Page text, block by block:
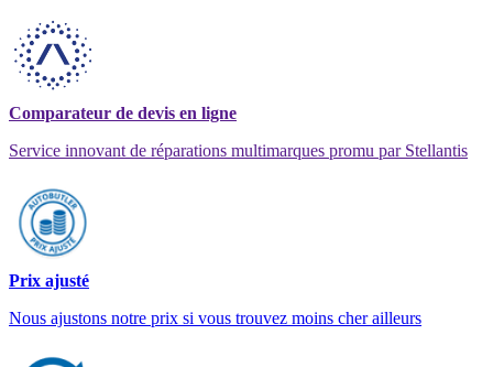
Comparateur de devis en ligne
Service innovant de réparations multimarques promu par Stellantis
Prix ajusté
Nous ajustons notre prix si vous trouvez moins cher ailleurs